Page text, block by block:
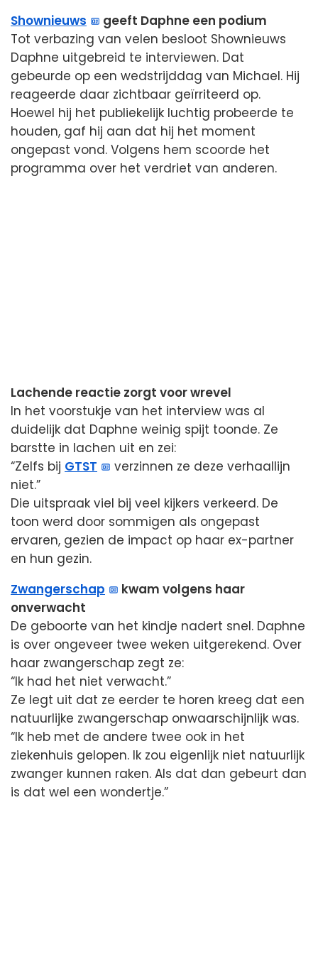
Shownieuws
geeft Daphne een podium
Tot verbazing van velen besloot Shownieuws
Daphne uitgebreid te interviewen. Dat
gebeurde op een wedstrijddag van Michael. Hij
reageerde daar zichtbaar geïrriteerd op.
Hoewel hij het publiekelijk luchtig probeerde te
houden, gaf hij aan dat hij het moment
ongepast vond. Volgens hem scoorde het
programma over het verdriet van anderen.
Lachende reactie zorgt voor wrevel
In het voorstukje van het interview was al
duidelijk dat Daphne weinig spijt toonde. Ze
barstte in lachen uit en zei:
“Zelfs bij GTST
verzinnen ze deze verhaallijn
niet.”
Die uitspraak viel bij veel kijkers verkeerd. De
toon werd door sommigen als ongepast
ervaren, gezien de impact op haar ex-partner
en hun gezin.
Zwangerschap
kwam volgens haar
onverwacht
De geboorte van het kindje nadert snel. Daphne
is over ongeveer twee weken uitgerekend. Over
haar zwangerschap zegt ze:
“Ik had het niet verwacht.”
Ze legt uit dat ze eerder te horen kreeg dat een
natuurlijke zwangerschap onwaarschijnlijk was.
“Ik heb met de andere twee ook in het
ziekenhuis gelopen. Ik zou eigenlijk niet natuurlijk
zwanger kunnen raken. Als dat dan gebeurt dan
is dat wel een wondertje.”